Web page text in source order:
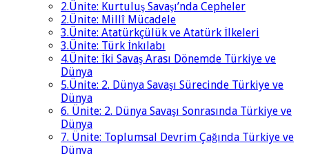
2.Ünite: Kurtuluş Savaşı’nda Cepheler
2.Ünite: Millî Mücadele
3.Ünite: Atatürkçülük ve Atatürk İlkeleri
3.Ünite: Türk İnkılabı
4.Ünite: İki Savaş Arası Dönemde Türkiye ve
Dünya
5.Ünite: 2. Dünya Savaşı Sürecinde Türkiye ve
Dünya
6. Ünite: 2. Dünya Savaşı Sonrasında Türkiye ve
Dünya
7. Ünite: Toplumsal Devrim Çağında Türkiye ve
Dünya